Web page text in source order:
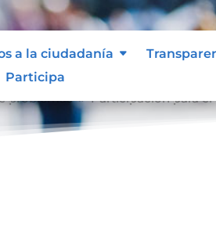
a la ciudadanía
Participa
problemas
Participación para